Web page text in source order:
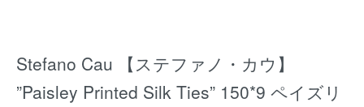
Stefano Cau 【ステファノ・カウ】
”Paisley Printed Silk Ties” 150*9 ペイズリ